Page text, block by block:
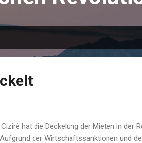
hat die Deckelung der Mieten in der
Aufgrund der Wirtschaftssanktionen und